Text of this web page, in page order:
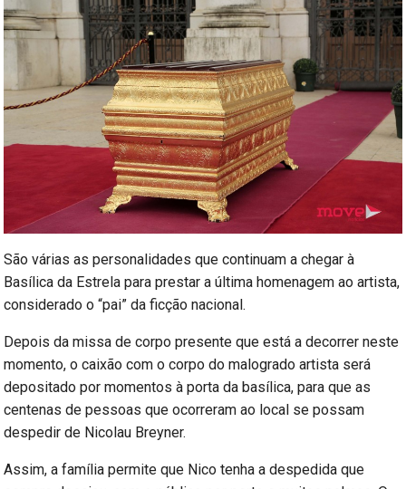
São várias as personalidades que continuam a chegar à
Basílica da Estrela para prestar a última homenagem ao artista,
considerado o “pai” da ficção nacional.
Depois da missa de corpo presente que está a decorrer neste
momento, o caixão com o corpo do malogrado artista será
depositado por momentos à porta da basílica, para que as
centenas de pessoas que ocorreram ao local se possam
despedir de Nicolau Breyner.
Assim, a família permite que Nico tenha a despedida que